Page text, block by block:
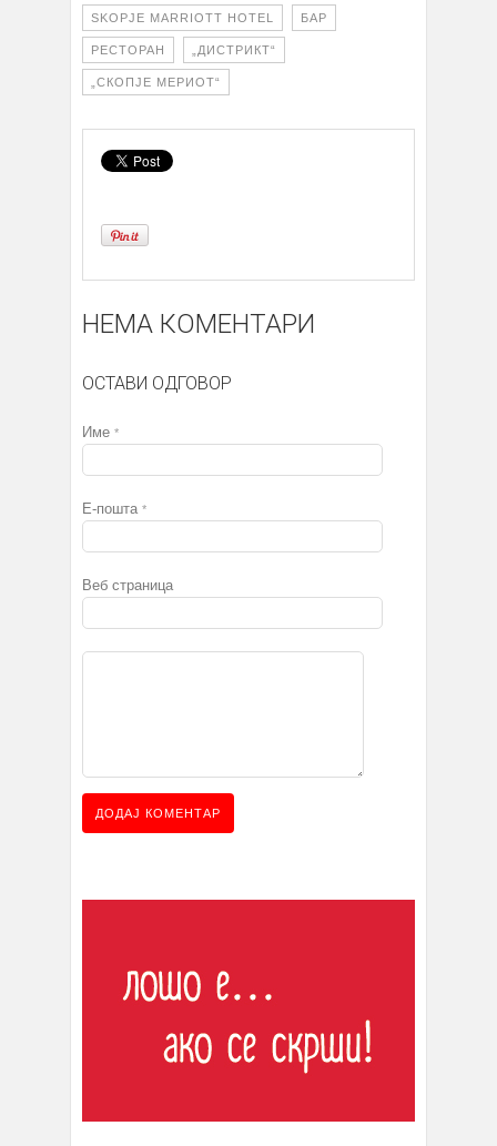
SKOPJE MARRIOTT HOTEL БАР
РЕСТОРАН „ДИСТРИКТ“
„СКОПЈЕ МЕРИОТ“
НЕМА КОМЕНТАРИ
ОСТАВИ ОДГОВОР
Име *
Е-пошта *
Веб страница